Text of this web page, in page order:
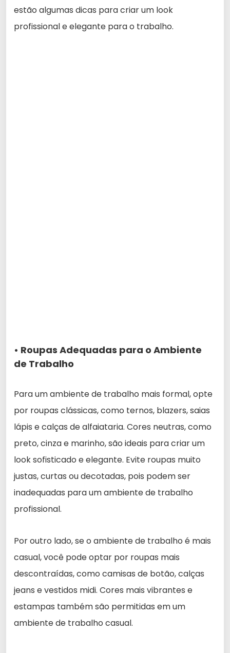
estão algumas dicas para criar um look
profissional e elegante para o trabalho.
• Roupas Adequadas para o Ambiente
de Trabalho
Para um ambiente de trabalho mais formal, opte
por roupas clássicas, como ternos, blazers, saias
lápis e calças de alfaiataria. Cores neutras, como
preto, cinza e marinho, são ideais para criar um
look sofisticado e elegante. Evite roupas muito
justas, curtas ou decotadas, pois podem ser
inadequadas para um ambiente de trabalho
profissional.
Por outro lado, se o ambiente de trabalho é mais
casual, você pode optar por roupas mais
descontraídas, como camisas de botão, calças
jeans e vestidos midi. Cores mais vibrantes e
estampas também são permitidas em um
ambiente de trabalho casual.